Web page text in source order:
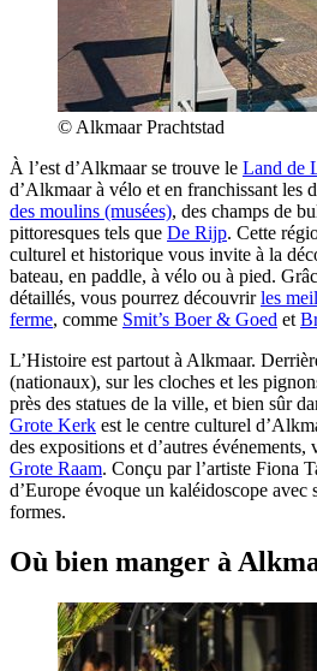
© Alkmaar Prachtstad
À l’est d’Alkmaar se trouve le Land de
d’Alkmaar à vélo et en franchissant les
des moulins (musées), des champs de
pittoresques tels que De Rijp. Cette
culturel et historique vous invite à la
bateau, en paddle, à vélo ou à pied.
détaillés, vous pourrez découvrirles
ferme, comme Smit’s Boer & Goed et
L’Histoire est partout à Alkmaar.
(nationaux), sur les cloches et les
près des statues de la ville, et bien sûr
Grote Kerk est le centre culturel
des expositions et d’autres
Grote Raam. Conçu par l’artiste Fiona
d’Europe évoque un kaléidoscope avec
formes.
Où bien manger à